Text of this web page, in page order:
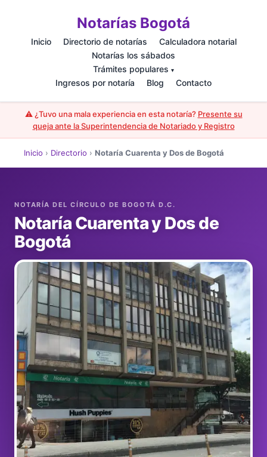
Notarías Bogotá
Inicio Directorio de notarías
Calculadora notarial
Notarías los sábados
Trámites populares ▾
Ingresos por notaría Blog Contacto
⚠️ ¿Tuvo una mala experiencia en esta notaría? Presente su
queja ante la Superintendencia de Notariado y Registro
Inicio › Directorio › Notaría Cuarenta y Dos de Bogotá
Notaría Cuarenta y Dos de
Bogotá